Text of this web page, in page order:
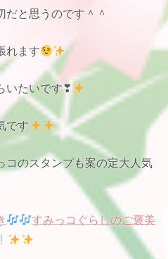
だと思うのです＾＾
れます
いたいです❣
です
コのスタンプも案の定大人気
すみっコぐらしのご褒美